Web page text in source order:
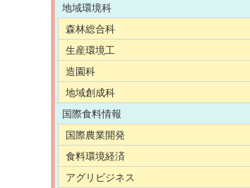
地域環境科
森林総合科
生産環境工
造園科
地域創成科
国際食料情報
国際農業開発
食料環境経済
アグリビジネス